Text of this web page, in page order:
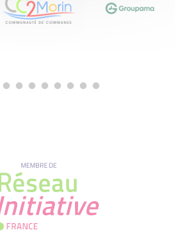
MEMBRE DE